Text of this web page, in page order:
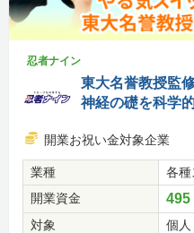
忍者ナイン
東大名誉教授監
神経の礎を科学
開業お祝い金対象企業
業種
各種
開業資金
495
対象 個人